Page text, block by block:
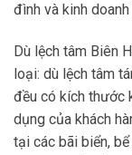
đình và kinh
Dù lệch tâm Biên
loại: dù lệch tâm
đều có kích thước
dụng của khách
tại các bãi biển,